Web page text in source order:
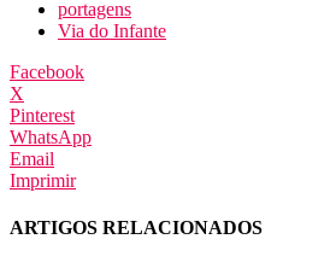
portagens
Via do Infante
Facebook
X
Pinterest
WhatsApp
Email
Imprimir
ARTIGOS RELACIONADOS